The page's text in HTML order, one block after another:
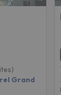
Grand